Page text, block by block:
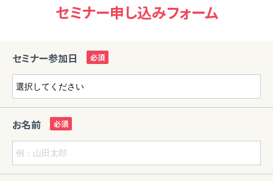
セミナー申し込みフォーム
セミナー参加日
お名前